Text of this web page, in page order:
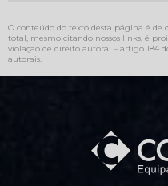
O conteúdo do texto desta página é de
total, mesmo citando nossos links, é
violação de direito autoral – artigo 184
autorais.